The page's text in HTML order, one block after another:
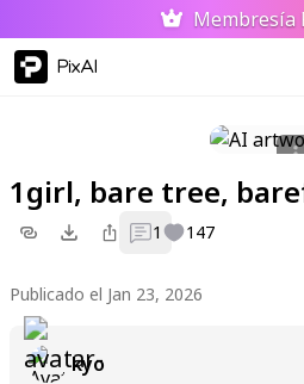
Membresía
PixAI
1girl, bare tree,
1 147
Publicado el Jan 23, 2026
kyo